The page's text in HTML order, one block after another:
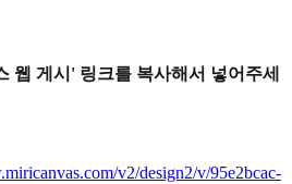
웹 게시' 링크를 복사해서 넣어주세
v2/design2/v/95e2bcac-